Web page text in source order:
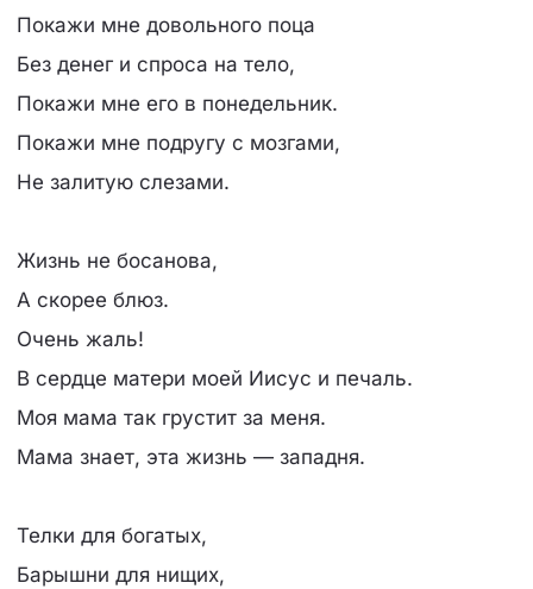
Покажи мне довольного поца
Без денег и спроса на тело,
Покажи мне его в понедельник.
Покажи мне подругу с мозгами,
Не залитую слезами.
Жизнь не босанова,
А скорее блюз.
Очень жаль!
В сердце матери моей Иисус и печаль.
Моя мама так грустит за меня.
Мама знает, эта жизнь — западня.
Телки для богатых,
Барышни для нищих,